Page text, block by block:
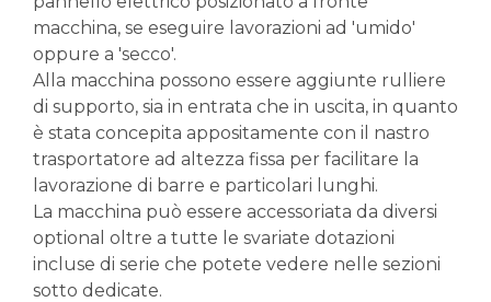
macchina, se eseguire lavorazioni ad 'umido'
oppure a 'secco'.
Alla macchina possono essere aggiunte rulliere
di supporto, sia in entrata che in uscita, in quanto
è stata concepita appositamente con il nastro
trasportatore ad altezza fissa per facilitare la
lavorazione di barre e particolari lunghi.
La macchina può essere accessoriata da diversi
optional oltre a tutte le svariate dotazioni
incluse di serie che potete vedere nelle sezioni
sotto dedicate.